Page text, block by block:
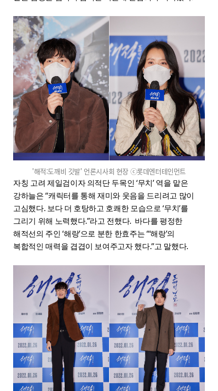
'해적:도깨비 깃발' 언론시사회 현장 ⓒ롯데엔터테인먼트
자칭 고려 제일검이자 의적단 두목인 ‘무치’ 역을 맡은
강하늘은 “캐릭터를 통해 재미와 웃음을 드리려고 많이
고심했다. 보다 더 호탕하고 호쾌한 모습으로 ‘무치’를
그리기 위해 노력했다.”라고 전했다. 바다를 평정한
해적선의 주인 ‘해랑’으로 분한 한효주는 “‘해랑’의
복합적인 매력을 겹겹이 보여주고자 했다.”고 말했다.